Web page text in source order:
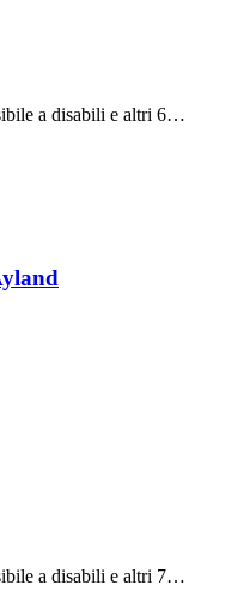
a disabili e altri 6…
a disabili e altri 7…